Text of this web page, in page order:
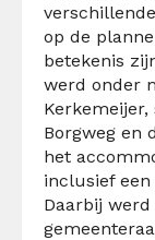
op de
betekenis
werd onder
Kerkemeijer,
Borgweg en
het
inclusief
Daarbij werd